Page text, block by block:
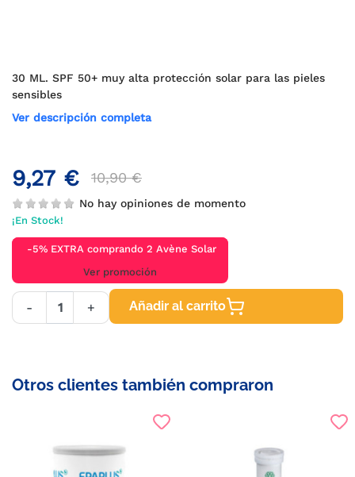
30 ML. SPF 50+ muy alta protección solar para las pieles
sensibles
Ver descripción completa
9,27 € 10,90 €
No hay opiniones de momento
¡En Stock!
-5% EXTRA comprando 2 Avène Solar
Ver promoción
- + Añadir al carrito
Otros clientes también compraron